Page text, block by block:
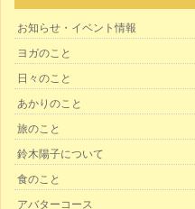
お知らせ・イベント情報
ヨガのこと
日々のこと
あかりのこと
旅のこと
鈴木陽子について
食のこと
アバターコース